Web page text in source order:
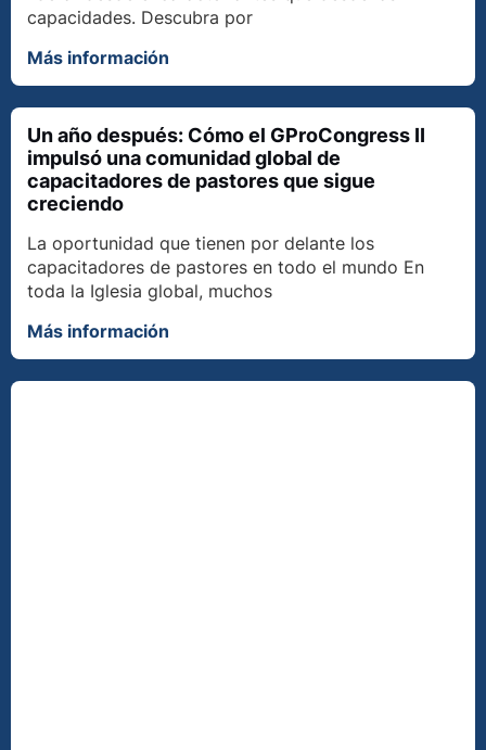
capacidades. Descubra por
Más información
Un año después: Cómo el GProCongress II
impulsó una comunidad global de
capacitadores de pastores que sigue
creciendo
La oportunidad que tienen por delante los
capacitadores de pastores en todo el mundo En
toda la Iglesia global, muchos
Más información